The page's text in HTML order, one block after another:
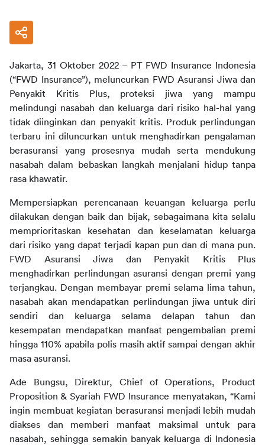
Jakarta, 31 Oktober 2022 – PT FWD Insurance Indonesia
(“FWD Insurance”), meluncurkan FWD Asuransi Jiwa dan
Penyakit Kritis Plus, proteksi jiwa yang mampu
melindungi nasabah dan keluarga dari risiko hal-hal yang
tidak diinginkan dan penyakit kritis. Produk perlindungan
terbaru ini diluncurkan untuk menghadirkan pengalaman
berasuransi yang prosesnya mudah serta mendukung
nasabah dalam bebaskan langkah menjalani hidup tanpa
rasa khawatir.
Mempersiapkan perencanaan keuangan keluarga perlu
dilakukan dengan baik dan bijak, sebagaimana kita selalu
memprioritaskan kesehatan dan keselamatan keluarga
dari risiko yang dapat terjadi kapan pun dan di mana pun.
FWD Asuransi Jiwa dan Penyakit Kritis Plus
menghadirkan perlindungan asuransi dengan premi yang
terjangkau. Dengan membayar premi selama lima tahun,
nasabah akan mendapatkan perlindungan jiwa untuk diri
sendiri dan keluarga selama delapan tahun dan
kesempatan mendapatkan manfaat pengembalian premi
hingga 110% apabila polis masih aktif sampai dengan akhir
masa asuransi.
Ade Bungsu, Direktur, Chief of Operations, Product
Proposition & Syariah FWD Insurance menyatakan, “Kami
ingin membuat kegiatan berasuransi menjadi lebih mudah
diakses dan memberi manfaat maksimal untuk para
nasabah, sehingga semakin banyak keluarga di Indonesia